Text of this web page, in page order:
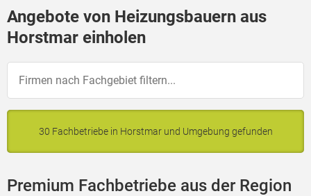
Angebote von Heizungsbauern aus
Horstmar einholen
30 Fachbetriebe in Horstmar und Umgebung gefunden
Premium Fachbetriebe aus der Region